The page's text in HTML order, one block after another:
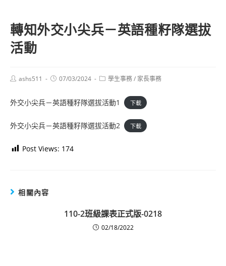
轉知外交小尖兵－英語種籽隊選拔
活動
Postashs511
Post07/03/2024
Post學生事務/ 家長事務
外交小尖兵－英語種籽隊選拔活動1 下載
外交小尖兵－英語種籽隊選拔活動2 下載
Post Views: 174
相關內容
110-2班級課表正式版-0218
02/18/2022